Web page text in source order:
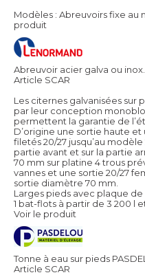
Modèles : Abreuvoirs fixe au
produit
Abreuvoir acier galva ou inox.
Article SCAR
Les citernes galvanisées sur
par leur conception
permettent la garantie de
D’origine une sortie haute
filetés 20/27 jusqu’au
partie avant et sur la partie
70 mm sur platine 4 trous
vannes et une sortie 20/27
sortie diamètre 70 mm.
Larges pieds avec plaque de
1 bat-flots à partir de 3 200 l
Voir le produit
Tonne à eau sur pieds
Article SCAR